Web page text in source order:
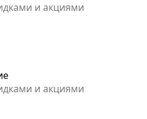
и акциями
и акциями